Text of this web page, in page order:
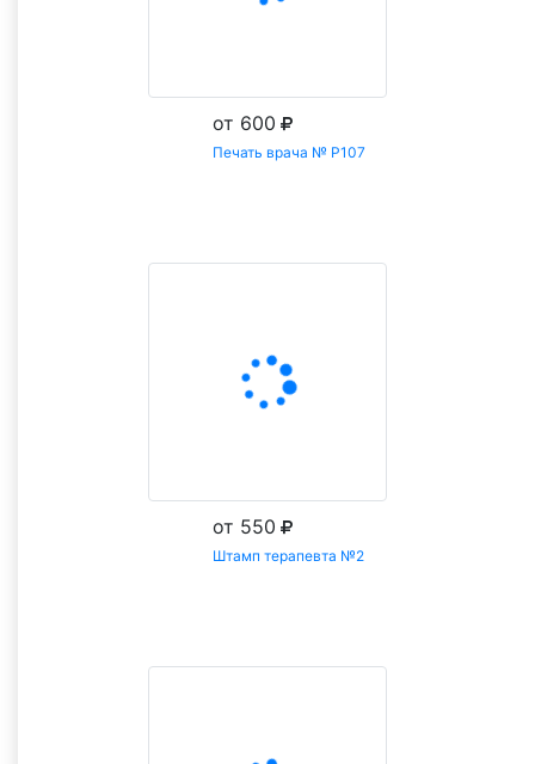
от 600
Печать врача № Р107
от 550
Штамп терапевта №2